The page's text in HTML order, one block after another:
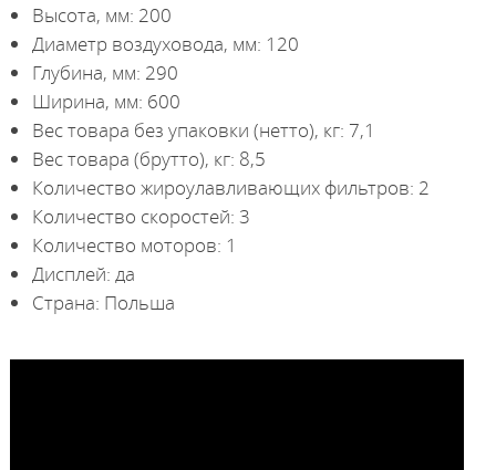
Высота, мм: 200
Диаметр воздуховода, мм: 120
Глубина, мм: 290
Ширина, мм: 600
Вес товара без упаковки (нетто), кг: 7,1
Вес товара (брутто), кг: 8,5
Количество жироулавливающих фильтров: 2
Количество скоростей: 3
Количество моторов: 1
Дисплей: да
Страна: Польша